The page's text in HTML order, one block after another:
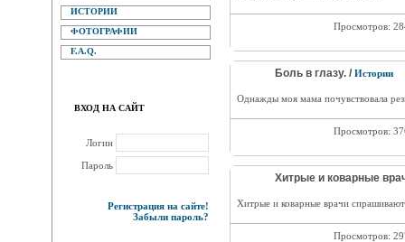
ИСТОРИИ
ФОТОГРАФИИ
F.A.Q.
ВХОД НА САЙТ
Логин
Пароль
Регистрация на сайте!
Забыли пароль?
Просмотров:
Боль в глазу. / Истории
Однажды моя мама почувствовала
Просмотров:
Хитрые и коварные
Хитрые и коварные врачи
Просмотров: